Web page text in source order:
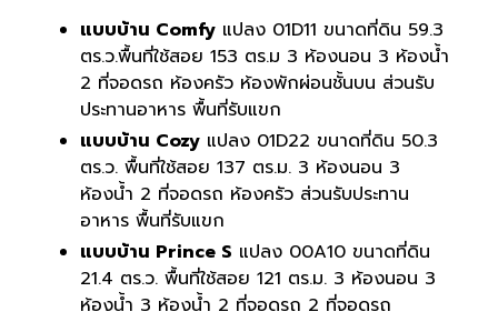
แบบบ้าน Comfy แปลง 01D11 ขนาดที่ดิน 59.3
ตร.ว.พื้นที่ใช้สอย 153 ตร.ม 3 ห้องนอน 3 ห้องน้ำ
2 ที่จอดรถ ห้องครัว ห้องพักผ่อนชั้นบน ส่วนรับ
ประทานอาหาร พื้นที่รับแขก
แบบบ้าน Cozy แปลง 01D22 ขนาดที่ดิน 50.3
ตร.ว. พื้นที่ใช้สอย 137 ตร.ม. 3 ห้องนอน 3
ห้องน้ำ 2 ที่จอดรถ ห้องครัว ส่วนรับประทาน
อาหาร พื้นที่รับแขก
แบบบ้าน Prince S แปลง 00A10 ขนาดที่ดิน
21.4 ตร.ว. พื้นที่ใช้สอย 121 ตร.ม. 3 ห้องนอน 3
ห้องน้ำ 3 ห้องน้ำ 2 ที่จอดรถ 2 ที่จอดรถ